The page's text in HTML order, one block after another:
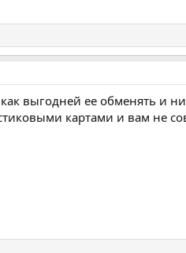
выгодней ее обменять и
картами и вам не